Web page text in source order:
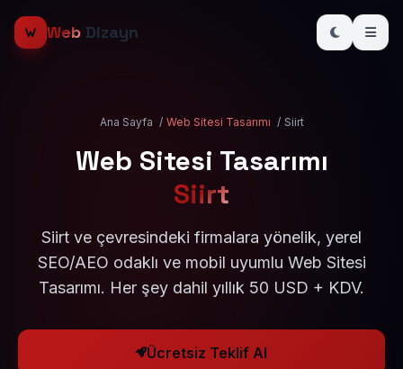
Web Dizayn
Ana Sayfa / Web Sitesi Tasarımı / Siirt
Web Sitesi Tasarımı
Siirt
Siirt ve çevresindeki firmalara yönelik, yerel
SEO/AEO odaklı ve mobil uyumlu Web Sitesi
Tasarımı. Her şey dahil yıllık 50 USD + KDV.
Ücretsiz Teklif Al